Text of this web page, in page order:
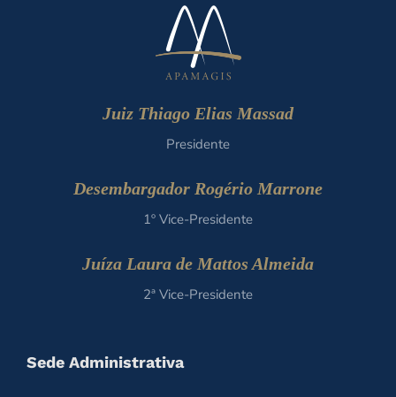
Juiz Thiago Elias Massad
Presidente
Desembargador Rogério Marrone
1º Vice-Presidente
Juíza Laura de Mattos Almeida
2ª Vice-Presidente
Sede Administrativa